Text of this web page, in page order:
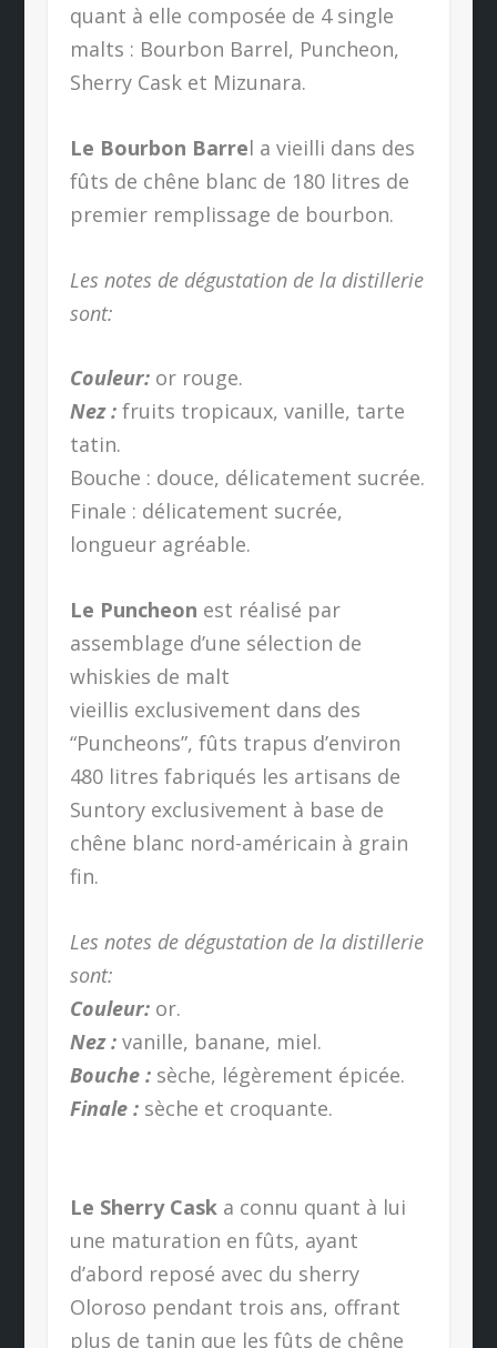
quant à elle composée de 4 single
malts : Bourbon Barrel, Puncheon,
Sherry Cask et Mizunara.
Le Bourbon Barrel a vieilli dans des
fûts de chêne blanc de 180 litres de
premier remplissage de bourbon.
Les notes de dégustation de la distillerie
sont:
Couleur: or rouge.
Nez : fruits tropicaux, vanille, tarte
tatin.
Bouche : douce, délicatement sucrée.
Finale : délicatement sucrée,
longueur agréable.
Le Puncheon est réalisé par
assemblage d’une sélection de
whiskies de malt
vieillis exclusivement dans des
“Puncheons”, fûts trapus d’environ
480 litres fabriqués les artisans de
Suntory exclusivement à base de
chêne blanc nord-américain à grain
fin.
Les notes de dégustation de la distillerie
sont:
Couleur:or.
Nez :vanille, banane, miel.
Bouche : sèche, légèrement épicée.
Finale : sèche et croquante.
Le Sherry Cask a connu quant à lui
une maturation en fûts, ayant
d’abord reposé avec du sherry
Oloroso pendant trois ans, offrant
plus de tanin que les fûts de chêne